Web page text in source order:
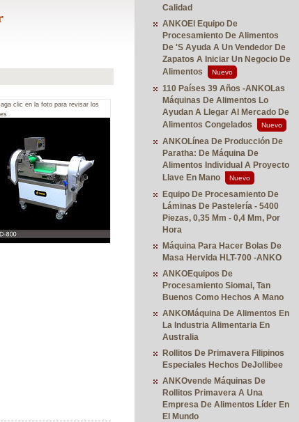
clic en la foto para revisar los
Calidad
ANKOEl Equipo De
Procesamiento De Alimentos
De 's Ayuda A Un Vendedor De
Zapatos A Iniciar Un Negocio De
Alimentos
Nuevo
110 Países 39 Años -ANKOLas
Máquinas De Alimentos Lo
Ayudan A Llegar Al Mercado De
Alimentos Congelados
Nuevo
ANKOLínea De Producción De
Paratha: De Máquina De
Alimentos Individual A Proyecto
Llave En Mano
Nuevo
Equipo De Procesamiento De
Láminas De Pastelería - 5400
Piezas, 0,35 Mm - 0,4 Mm, Por
Hora
Máquina Para Hacer Bolas De
Masa Hervida HLT-700 -ANKO
ANKOEquipos De
Procesamiento Siomai, Tan
Buenos Como Hechos A Mano
ANKOMáquina De Alimentos En
La Industria Alimentaria En
Australia
Rollitos De Primavera Filipinos
Especiales Hechos DeJollibee
ANKOvende Máquinas De
Rollitos Primavera A Una
Empresa De Alimentos Líder En
El Mundo